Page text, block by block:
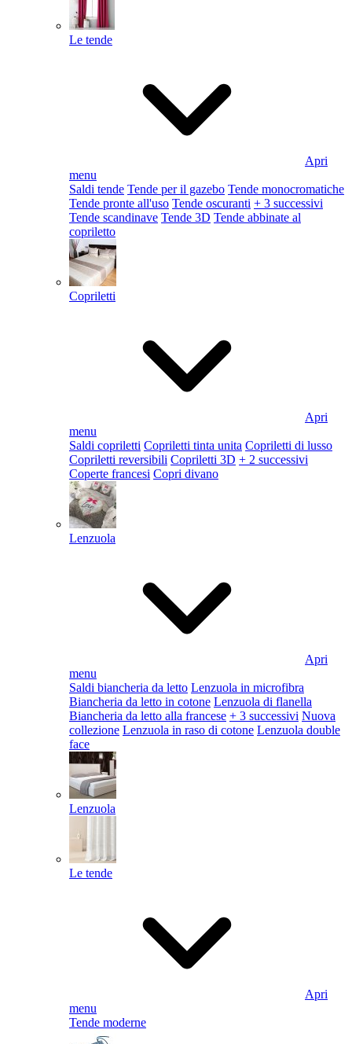
Le tende
Apri
menu
Saldi tende Tende per il gazebo Tende monocromatiche
Tende pronte all'uso Tende oscuranti + 3 successivi
Tende scandinave Tende 3D Tende abbinate al
copriletto
Copriletti
Apri
menu
Saldi copriletti Copriletti tinta unita Copriletti di lusso
Copriletti reversibili Copriletti 3D + 2 successivi
Coperte francesi Copri divano
Lenzuola
Apri
menu
Saldi biancheria da letto Lenzuola in microfibra
Biancheria da letto in cotone Lenzuola di flanella
Biancheria da letto alla francese + 3 successivi Nuova
collezione Lenzuola in raso di cotone Lenzuola double
face
Lenzuola
Le tende
Apri
menu
Tende moderne